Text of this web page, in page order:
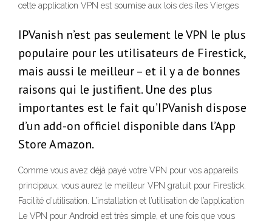
cette application VPN est soumise aux lois des îles Vierges
IPVanish n’est pas seulement le VPN le plus
populaire pour les utilisateurs de Firestick,
mais aussi le meilleur – et il y a de bonnes
raisons qui le justifient. Une des plus
importantes est le fait qu’IPVanish dispose
d’un add-on officiel disponible dans l’App
Store Amazon.
Comme vous avez déjà payé votre VPN pour vos appareils
principaux, vous aurez le meilleur VPN gratuit pour Firestick.
Facilité d’utilisation. L’installation et l’utilisation de l’application
Le VPN pour Android est très simple, et une fois que vous